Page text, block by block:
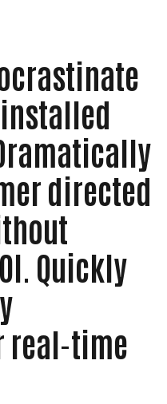
directed
Quickly
real-time